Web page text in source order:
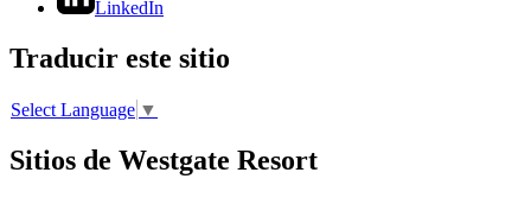
LinkedIn
Traducir este sitio
Select Language ▼
Sitios de Westgate Resort